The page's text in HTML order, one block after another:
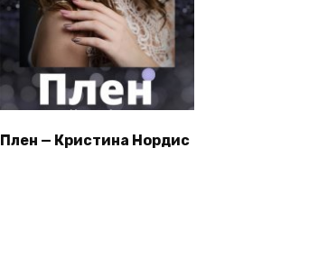
Плен — Кристина Нордис